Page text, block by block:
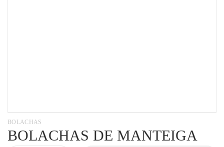
BOLACHAS
BOLACHAS DE MANTEIGA